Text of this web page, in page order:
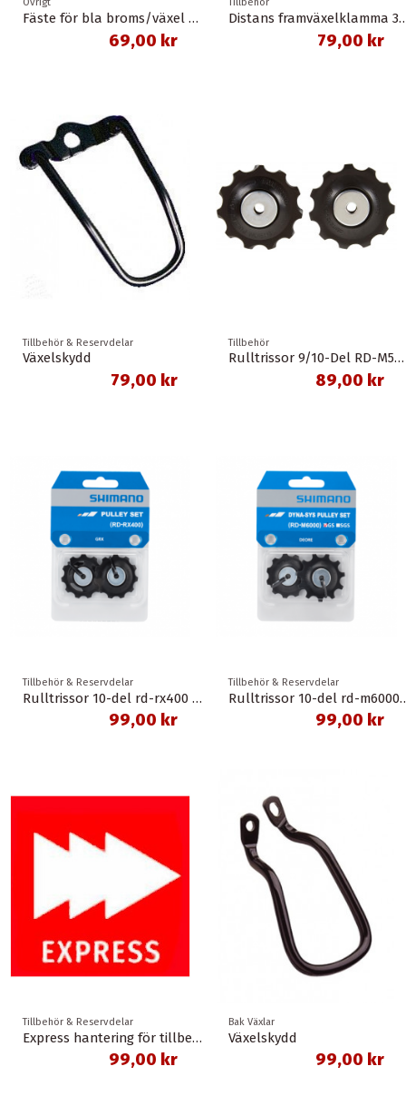
Övrigt
Fäste för bla broms/växel vajer/slang
69,00 kr
Tillbehör
Distans framväxelklamma
79,00 kr
Tillbehör & Reservdelar
Växelskydd
79,00 kr
Tillbehör
Rulltrissor 9/10-Del RD-M593 11-T SLX/Deore Shimano
89,00 kr
Tillbehör & Reservdelar
Rulltrissor 10-del rd-rx400 11-t grx shimano
99,00 kr
Tillbehör & Reservdelar
Rulltrissor 10-del
99,00 kr
Tillbehör & Reservdelar
Express hantering för tillbehör
99,00 kr
Bak Växlar
Växelskydd
99,00 kr